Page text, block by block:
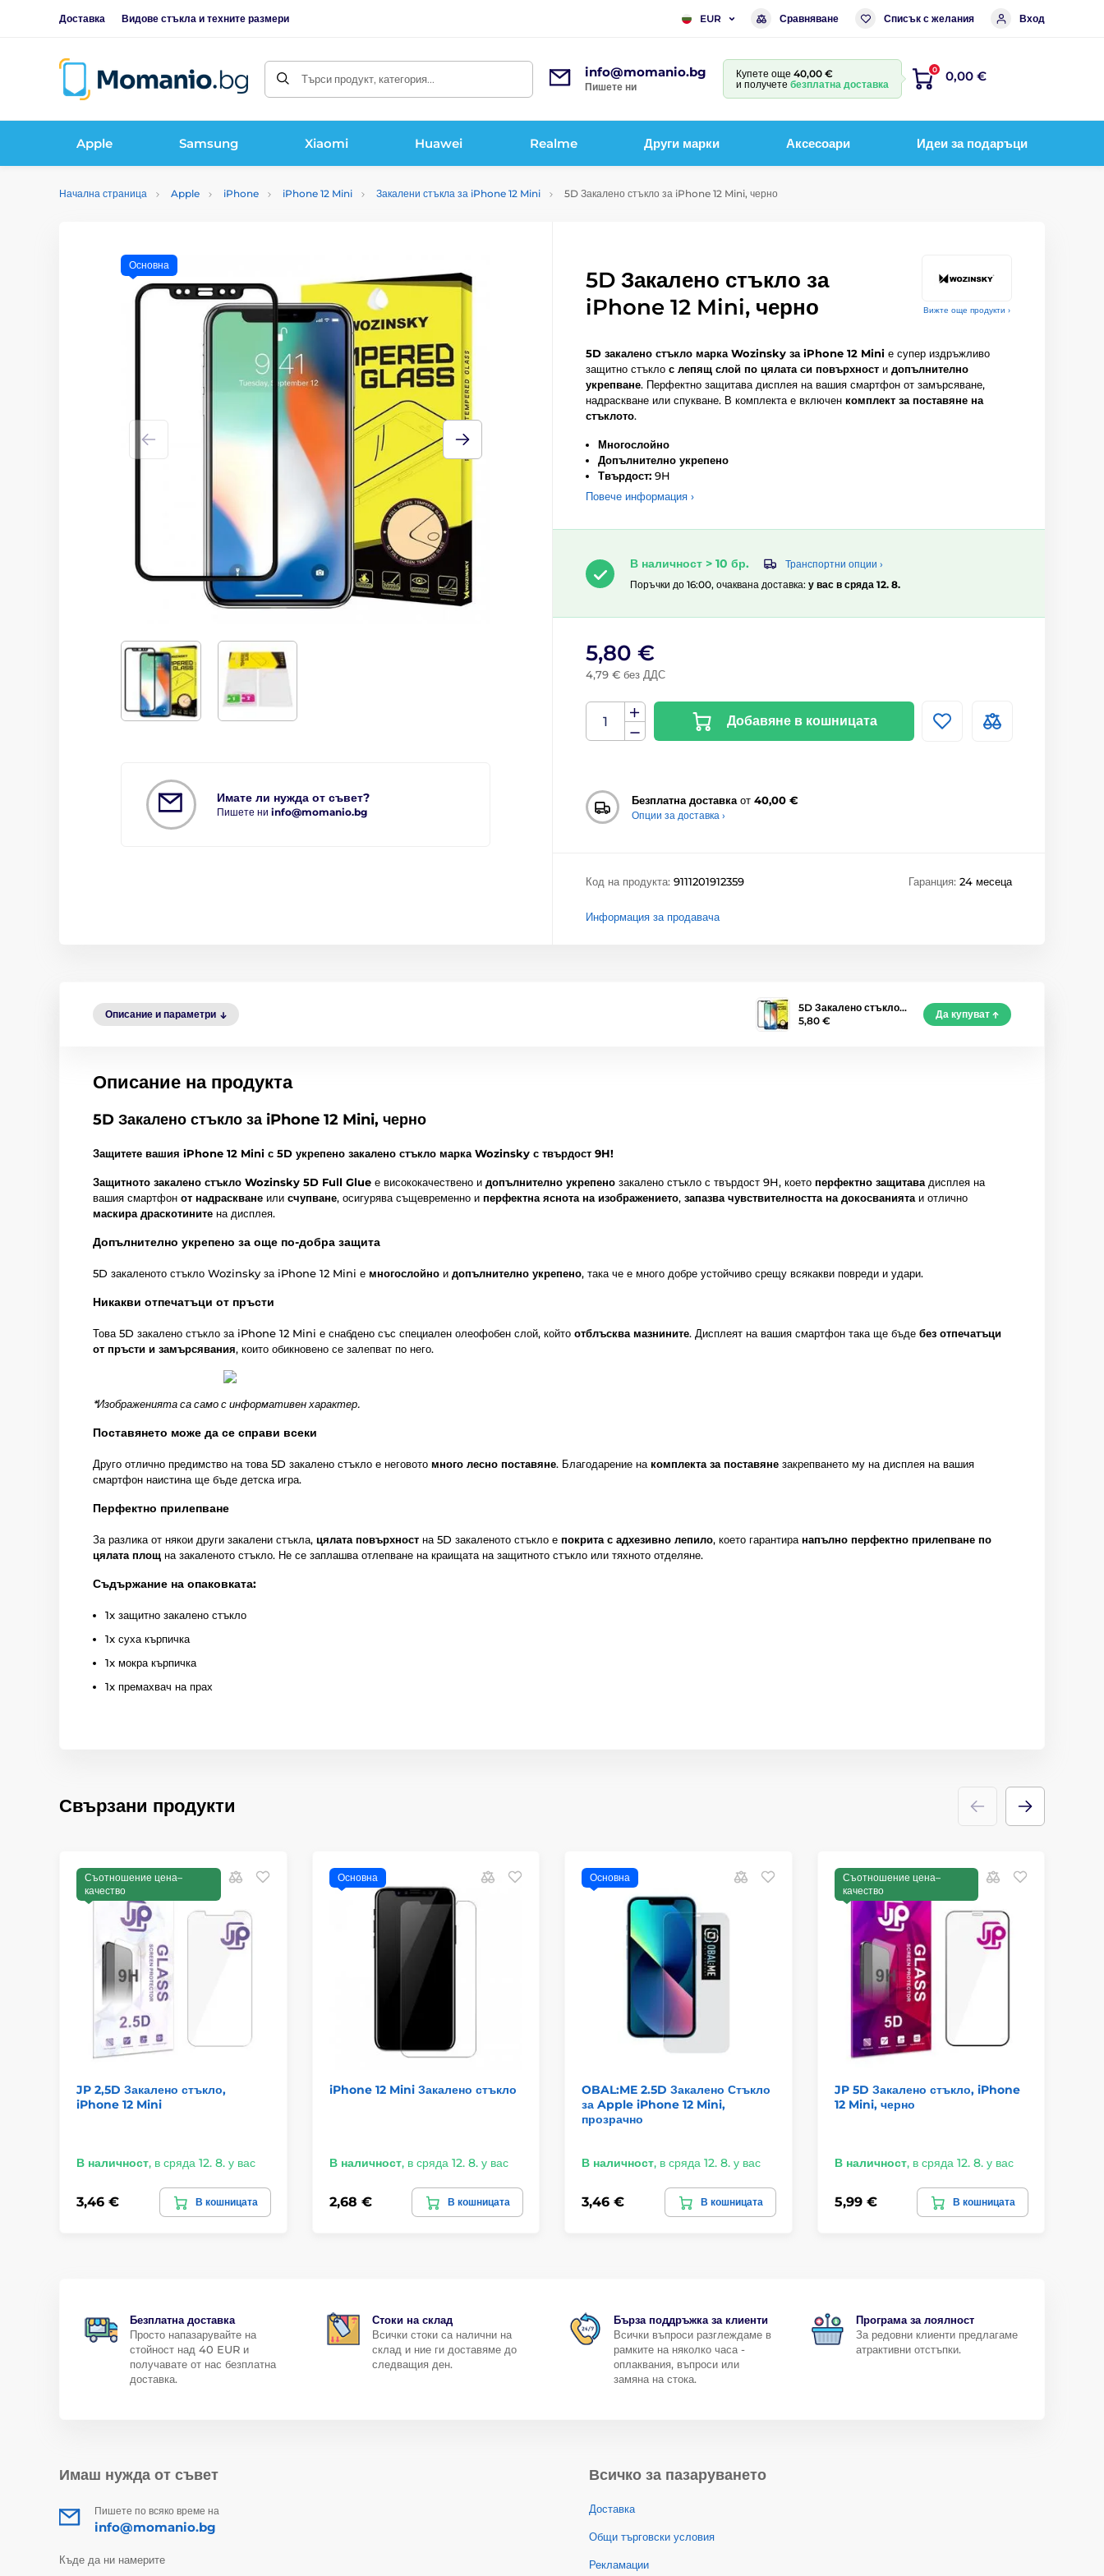
Доставка Видове стъкла и техните размери EUR Сравняване Списък с желания Вход
Търси продукт, категория... info@momanio.bg
Пишете ни
Купете още 40,00 €
и получете безплатна доставка
0 0,00 €
Apple Samsung Xiaomi Huawei Realme Други марки Аксесоари Идеи за подаръци
Начална страница Apple iPhone iPhone 12 Mini Закалени стъкла за iPhone 12 Mini 5D Закалено стъкло за iPhone 12 Mini, черно
Вижте още продукти ›
Имате ли нужда от съвет?
Пишете ни info@momanio.bg
Основна
5D Закалено стъкло за
iPhone 12 Mini, черно
5D закалено стъкло марка Wozinsky за iPhone 12 Mini е супер издръжливо
защитно стъкло с лепящ слой по цялата си повърхност и допълнително
укрепване. Перфектно защитава дисплея на вашия смартфон от замърсяване,
надраскване или спукване. В комплекта е включен комплект за поставяне на
стъклото.
Многослойно
Допълнително укрепено
Твърдост: 9H
Повече информация ›
В наличност > 10 бр.
Транспортни опции ›
Поръчки до 16:00, очаквана доставка: у вас в сряда 12. 8.
5,80 €
4,79 € без ДДС
Добавяне в кошницата
Безплатна доставка от 40,00 €
Опции за доставка ›
Код на продукта: 9111201912359 Гаранция: 24 месеца
Информация за продавача
Описание и параметри
5D Закалено стъкло…
5,80 €
Да купуват
Описание на продукта
5D Закалено стъкло за iPhone 12 Mini, черно
Защитете вашия iPhone 12 Mini с 5D укрепено закалено стъкло марка Wozinsky с твърдост 9H!
Защитното закалено стъкло Wozinsky 5D Full Glue е висококачествено и допълнително укрепено закалено стъкло с твърдост 9H, което перфектно защитавадисплея на
вашия смартфон от надраскване или счупване, осигурява същевременно и перфектна яснота на изображението, запазва чувствителността на докосваниятаи отлично
маскира драскотините на дисплея.
Допълнително укрепено за още по-добра защита
5D закаленото стъкло Wozinsky за iPhone 12 Mini е многослойно и допълнително укрепено, така че е много добре устойчиво срещу всякакви повреди и удари.
Никакви отпечатъци от пръсти
Това 5D закалено стъкло за iPhone 12 Mini е снабдено със специален олеофобен слой, който отблъсква мазнините. Дисплеят на вашия смартфон така ще бъде без отпечатъци
от пръсти и замърсявания, които обикновено се залепват по него.
*Изображенията са само с информативен характер.
Поставянето може да се справи всеки
Друго отлично предимство на това 5D закалено стъкло е неговото много лесно поставяне. Благодарение накомплекта за поставяне закрепването му на дисплея на вашия
смартфон наистина ще бъде детска игра.
Перфектно прилепване
За разлика от някои други закалени стъкла, цялата повърхност на 5D закаленото стъкло е покрита с адхезивно лепило, което гарантиранапълно перфектно прилепване по
цялата площ на закаленото стъкло. Не се заплашва отлепване на краищата на защитното стъкло или тяхното отделяне.
Съдържание на опаковката:
1x защитно закалено стъкло
1x суха кърпичка
1x мокра кърпичка
1x премахвач на прах
Свързани продукти
Съотношение цена–
качество
JP 2,5D Закалено стъкло,
iPhone 12 Mini
В наличност, в сряда 12. 8. у вас
3,46 € В кошницата
Основна
iPhone 12 Mini Закалено стъкло
В наличност, в сряда 12. 8. у вас
2,68 € В кошницата
Основна
OBAL:ME 2.5D Закалено Стъкло
за Apple iPhone 12 Mini,
прозрачно
В наличност, в сряда 12. 8. у вас
3,46 € В кошницата
Съотношение цена–
качество
JP 5D Закалено стъкло, iPhone
12 Mini, черно
В наличност, в сряда 12. 8. у вас
5,99 € В кошницата
Безплатна доставка
Просто напазарувайте на
стойност над 40 EUR и
получавате от нас безплатна
доставка.
Стоки на склад
Всички стоки са налични на
склад и ние ги доставяме до
следващия ден.
Бърза поддръжка за клиенти
Всички въпроси разглеждаме в
рамките на няколко часа -
оплаквания, въпроси или
замяна на стока.
Програма за лоялност
За редовни клиенти предлагаме
атрактивни отстъпки.
Имаш нужда от съвет
Пишете по всяко време на
info@momanio.bg
Къде да ни намерите
Всичко за пазаруването
Доставка
Общи търговски условия
Рекламации